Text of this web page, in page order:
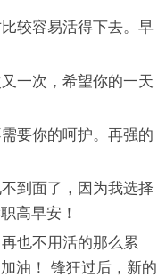
较容易活得下去。早
一次，希望你的一天
要你的呵护。再强的
到面了，因为我选择
高早安！
也不用活的那么累
油！ 锋狂过后，新的